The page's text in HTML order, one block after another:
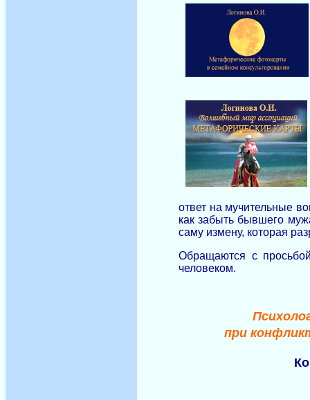
ответ на мучительные
как забыть бывшего
саму измену, которая
Обращаются с
человеком.
при